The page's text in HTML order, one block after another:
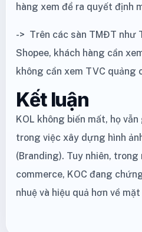
hàng xem để ra quyết định
-> Trên các sàn TMĐT như
Shopee, khách hàng cần
không cần xem TVC quảng
Kết luận
KOL không biến mất, họ
trong việc xây dựng hình
(Branding). Tuy nhiên,
commerce, KOC đang
nhuệ và hiệu quả hơn về